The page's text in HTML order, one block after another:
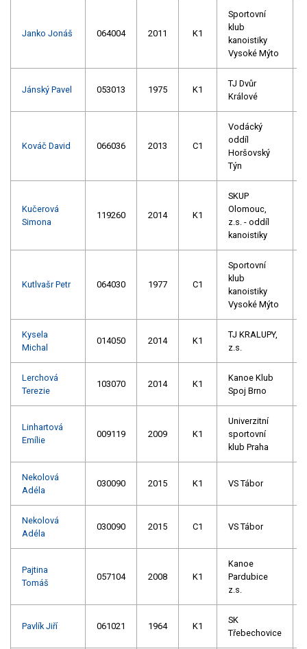
Janko Jonáš 064004 2011 K1
Sportovní
klub
kanoistiky
Vysoké Mýto
Jánský Pavel 053013 1975 K1
TJ Dvůr
Králové
Kováč David 066036 2013 C1
Vodácký
oddíl
Horšovský
Týn
Kučerová
Simona
119260 2014 K1
SKUP
Olomouc,
z.s. - oddíl
kanoistiky
Kutlvašr Petr 064030 1977 C1
Sportovní
klub
kanoistiky
Vysoké Mýto
Kysela
Michal
014050 2014 K1
TJ KRALUPY,
z.s.
Lerchová
Terezie
103070 2014 K1
Kanoe Klub
Spoj Brno
Linhartová
Emílie
009119 2009 K1
Univerzitní
sportovní
klub Praha
Nekolová
Adéla
030090 2015 K1 VS Tábor
Nekolová
Adéla
030090 2015 C1 VS Tábor
Pajtina
Tomáš
057104 2008 K1
Kanoe
Pardubice
z.s.
Pavlík Jiří 061021 1964 K1
SK
Třebechovice